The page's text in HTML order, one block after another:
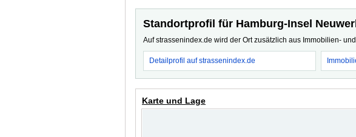
Standortprofil für Hamburg-Insel
Auf strassenindex.de wird der Ort zusätzlich aus Immobilien-
Detailprofil auf strassenindex.de
Karte und Lage